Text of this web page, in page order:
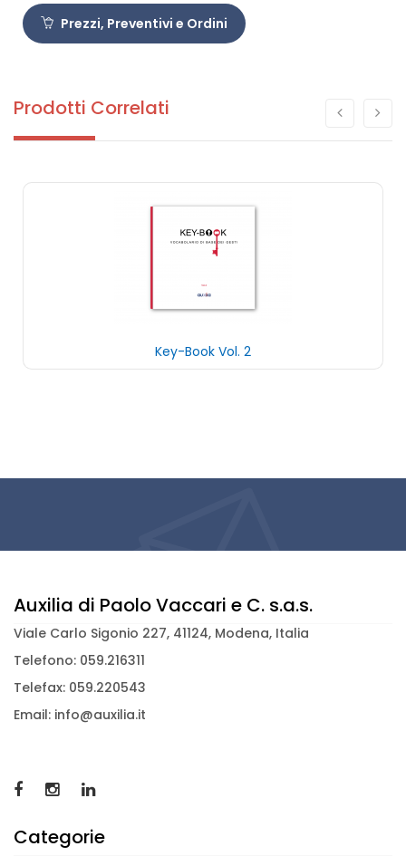
Prezzi, Preventivi e Ordini
Prodotti Correlati
Key-Book Vol. 2
Auxilia di Paolo Vaccari e C. s.a.s.
Viale Carlo Sigonio 227, 41124, Modena, Italia
Telefono: 059.216311
Telefax: 059.220543
Email: info@auxilia.it
Categorie